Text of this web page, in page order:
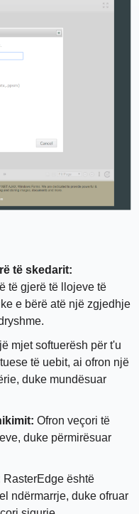
të skedarit:
të gjerë të llojeve të
e bërë atë një zgjedhje
mjet softuerësh për t'u
të uebit, ai ofron një
duke mundësuar
Ofron veçori të
duke përmirësuar
RasterEdge është
ndërmarrje, duke ofruar